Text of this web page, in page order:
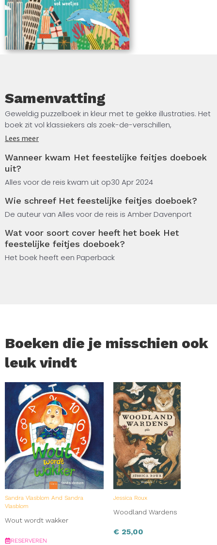
Samenvatting
Geweldig puzzelboek in kleur met te gekke illustraties. Het
boek zit vol klassiekers als zoek-de-verschillen,
woordzoekers, doolhoven, vergelijk- en zoekplaten en
leuk feitje over bijvoorbeeld de natuur, sport, wetenschap
en de ruimte.
vlekken heeft in een uniek patroon? En die piepkleine
lieveheersbeestjes, die eten dus tot wel 5000 insecten in
Lees meer
Wanneer kwam Het feestelijke feitjes doeboek
uit?
Alles voor de reis kwam uit op30 Apr 2024
Wie schreef Het feestelijke feitjes doeboek?
De auteur van Alles voor de reis is Amber Davenport
Wat voor soort cover heeft het boek Het
feestelijke feitjes doeboek?
Het boek heeft een Paperback
Boeken die je misschien ook
leuk vindt
Sandra Vlasblom And Sandra
Vlasblom
Wout wordt wakker
RESERVEREN
Jessica Roux
Woodland Wardens
€ 25,00